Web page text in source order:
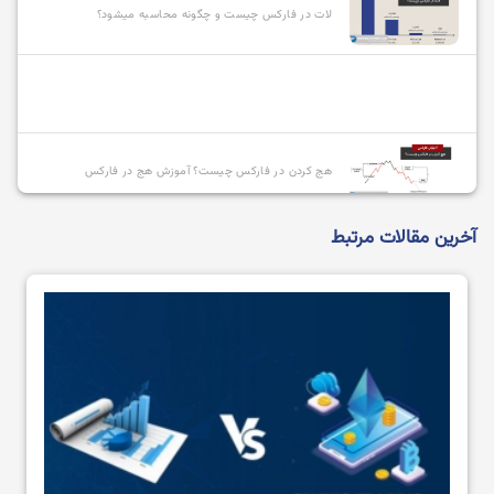
لات در فارکس چیست و چگونه محاسبه میشود؟
هج کردن در فارکس چیست؟ آموزش هج در فارکس
آخرین مقالات مرتبط